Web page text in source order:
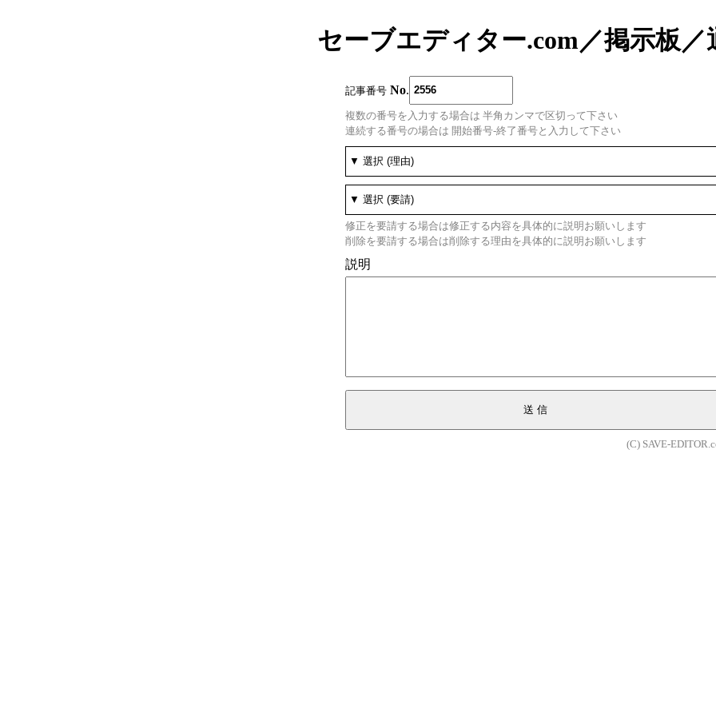
セーブエディター.com／掲示板／
記事番号 No
複数の番号を入力する場合は 半角カンマで区切って下さい
連続する番号の場合は 開始番号-終了番号と入力して下さい
修正を要請する場合は修正する内容を具体的に説明お願いします
削除を要請する場合は削除する理由を具体的に説明お願いします
説明
送信
(C) SAVE-